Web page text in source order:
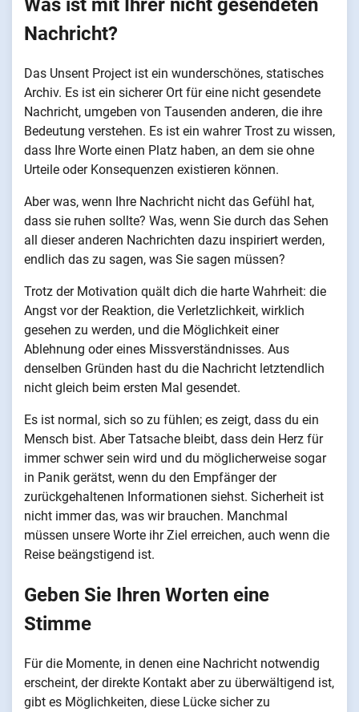
Was ist mit Ihrer nicht gesendeten
Nachricht?
Das Unsent Project ist ein wunderschönes, statisches
Archiv. Es ist ein sicherer Ort für eine nicht gesendete
Nachricht, umgeben von Tausenden anderen, die ihre
Bedeutung verstehen. Es ist ein wahrer Trost zu wissen,
dass Ihre Worte einen Platz haben, an dem sie ohne
Urteile oder Konsequenzen existieren können.
Aber was, wenn Ihre Nachricht nicht das Gefühl hat,
dass sie ruhen sollte? Was, wenn Sie durch das Sehen
all dieser anderen Nachrichten dazu inspiriert werden,
endlich das zu sagen, was Sie sagen müssen?
Trotz der Motivation quält dich die harte Wahrheit: die
Angst vor der Reaktion, die Verletzlichkeit, wirklich
gesehen zu werden, und die Möglichkeit einer
Ablehnung oder eines Missverständnisses. Aus
denselben Gründen hast du die Nachricht letztendlich
nicht gleich beim ersten Mal gesendet.
Es ist normal, sich so zu fühlen; es zeigt, dass du ein
Mensch bist. Aber Tatsache bleibt, dass dein Herz für
immer schwer sein wird und du möglicherweise sogar
in Panik gerätst, wenn du den Empfänger der
zurückgehaltenen Informationen siehst. Sicherheit ist
nicht immer das, was wir brauchen. Manchmal
müssen unsere Worte ihr Ziel erreichen, auch wenn die
Reise beängstigend ist.
Geben Sie Ihren Worten eine
Stimme
Für die Momente, in denen eine Nachricht notwendig
erscheint, der direkte Kontakt aber zu überwältigend ist,
gibt es Möglichkeiten, diese Lücke sicher zu